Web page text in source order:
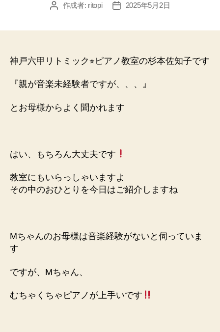
投 作成者: ritopi
投
2025年5月2日
神戸六甲リトミック⭐︎ピアノ教室の杉本佐知子です
『親が音楽未経験者ですが、、、』
とお母様からよく聞かれます
はい、もちろん大丈夫です
教室にもいらっしゃいますよ
その中のおひとりを今日はご紹介しますね
Mちゃんのお母様は音楽経験がないと伺っていま
す
ですが、Mちゃん、
むちゃくちゃ ピアノが上手いです